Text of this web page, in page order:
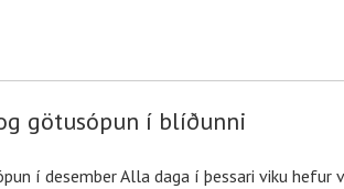
götusópun í blíðunni
í desember Alla daga í þessari viku